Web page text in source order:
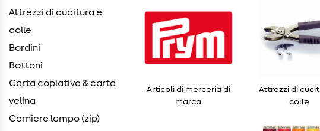
Attrezzi di cucitura e
colle
Bordini
Bottoni
Carta copiativa & carta
velina
Cerniere lampo (zip)
Articoli di merceria di
marca
Attrezzi di
colle